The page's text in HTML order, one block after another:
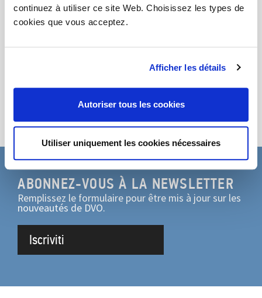
continuez à utiliser ce site Web. Choisissez les types de
cookies que vous acceptez.
Afficher les détails
Autoriser tous les cookies
Utiliser uniquement les cookies nécessaires
Nos nouveaux catalogues colorés 2019 sont arrivés!
Liens externes
ABONNEZ-VOUS À LA NEWSLETTER
Remplissez le formulaire pour être mis à jour sur les
nouveautés de DVO.
Iscriviti